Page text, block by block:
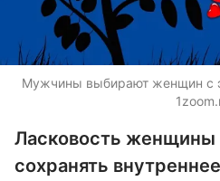
Мужчины выбирают женщин с
Ласковость женщины
сохранять